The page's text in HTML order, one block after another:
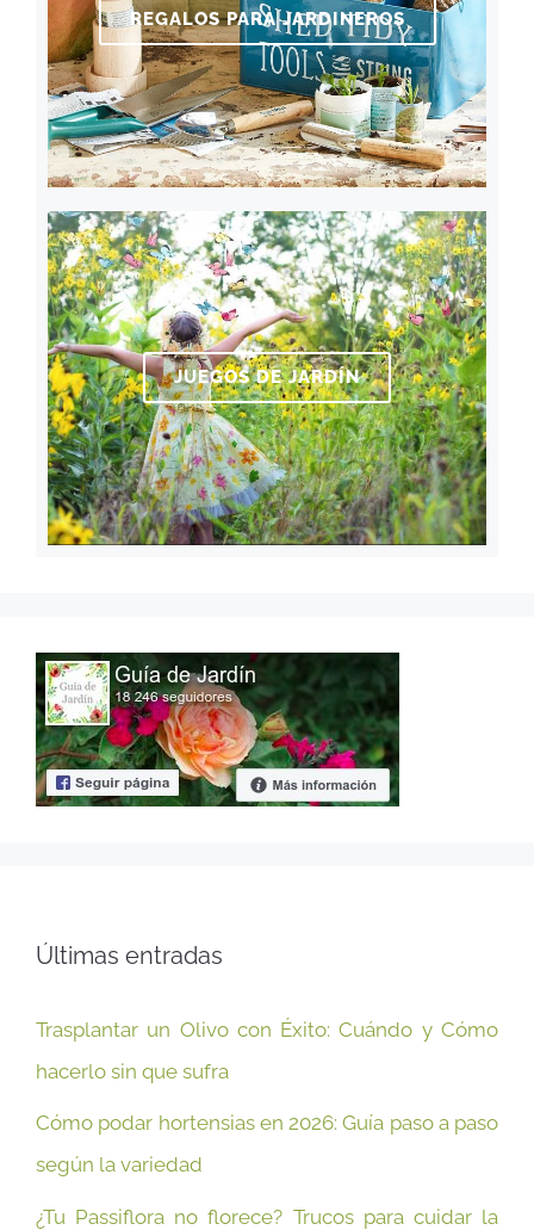
REGALOS PARA JARDINEROS
JUEGOS DE JARDÍN
Últimas entradas
Trasplantar un Olivo con Éxito: Cuándo y Cómo
hacerlo sin que sufra
Cómo podar hortensias en 2026: Guía paso a paso
según la variedad
¿Tu Passiflora no florece? Trucos para cuidar la